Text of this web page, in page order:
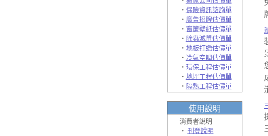
‧ 保險資訊諮詢單
‧ 廣告招牌估價單
‧ 窗簾壁紙估價單
‧ 除蟲滅鼠估價單
‧ 地板打蠟估價單
‧ 冷氣空調估價單
‧ 環保工程估價單
‧ 地坪工程估價單
‧ 隔熱工程估價單
使用說明
消費者說明
‧ 刊登說明